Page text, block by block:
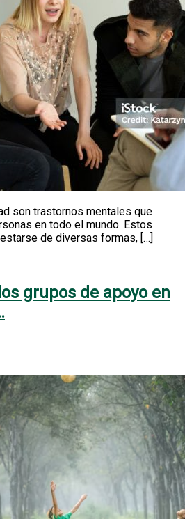
son trastornos mentales que
en todo el mundo. Estos
de diversas formas, […]
grupos de apoyo en